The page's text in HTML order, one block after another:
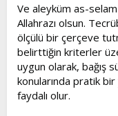
Ve aleyküm as-
Allahrazı olsun.
ölçülü bir çerçeve
belirttiğin kriterler
uygun olarak, bağış
konularında pratik
faydalı olur.